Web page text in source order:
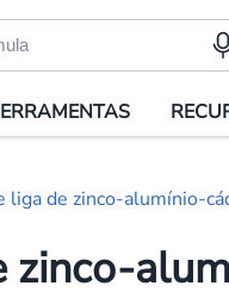
de zinco-alumínio-